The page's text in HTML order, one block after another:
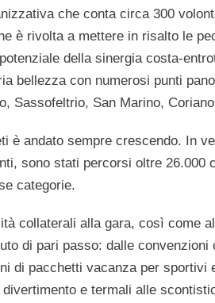
che conta circa 300
è rivolta a mettere in risalto le
della sinergia costa-
bellezza con numerosi punti
Sassofeltrio, San Marino,
è andato sempre crescendo. In
, sono stati percorsi oltre 26.000
categorie.
collaterali alla gara, così come al
di pari passo: dalle convenzioni
di pacchetti vacanza per sportivi
e termali alle